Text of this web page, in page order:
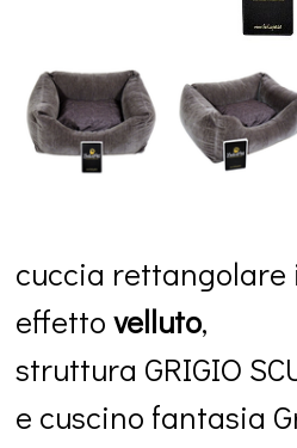
cuccia rettangolare
effetto velluto,
struttura GRIGIO
e cuscino fantasia